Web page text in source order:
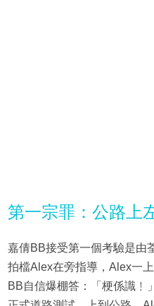
第一宗罪：公路上
嘉倩BB接受第一個考驗是由
拍檔Alex在旁指導，Alex一
BB自信爆棚答：「梗係識﹗